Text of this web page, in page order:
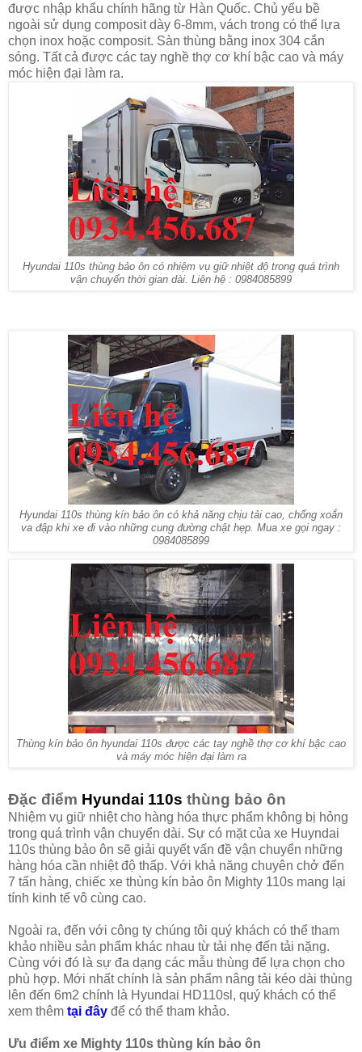
được nhập khẩu chính hãng từ Hàn Quốc. Chủ yếu bề
ngoài sử dụng composit dày 6-8mm, vách trong có thể lựa
chọn inox hoặc composit. Sàn thùng bằng inox 304 cắn
sóng. Tất cả được các tay nghề thợ cơ khí bậc cao và máy
móc hiện đại làm ra.
Hyundai 110s thùng bảo ôn có nhiệm vụ giữ nhiệt độ trong quá trình
vận chuyển thời gian dài. Liên hệ : 0984085899
Hyundai 110s thùng kín bảo ôn có khả năng chịu tải cao, chống xoắn
va đập khi xe đi vào những cung đường chật hẹp. Mua xe gọi ngay :
0984085899
Thùng kín bảo ôn hyundai 110s được các tay nghề thợ cơ khí bậc cao
và máy móc hiện đại làm ra
Đặc điểm Hyundai 110s thùng bảo ôn
Nhiệm vụ giữ nhiệt cho hàng hóa thực phẩm không bị hỏng
trong quá trình vận chuyển dài. Sự có mặt của xe Huyndai
110s thùng bảo ôn sẽ giải quyết vấn đề vận chuyển những
hàng hóa cần nhiệt độ thấp. Với khả năng chuyên chở đến
7 tấn hàng, chiếc xe thùng kín bảo ôn Mighty 110s mang lại
tính kinh tế vô cùng cao.
Ngoài ra, đến với công ty chúng tôi quý khách có thể tham
khảo nhiều sản phẩm khác nhau từ tải nhẹ đến tải nặng.
Cùng với đó là sự đa dạng các mẫu thùng để lựa chọn cho
phù hợp. Mới nhất chính là sản phẩm nâng tải kéo dài thùng
lên đến 6m2 chính là Hyundai HD110sl, quý khách có thể
xem thêm tại đây để có thể tham khảo.
Ưu điểm xe Mighty 110s thùng kín bảo ôn